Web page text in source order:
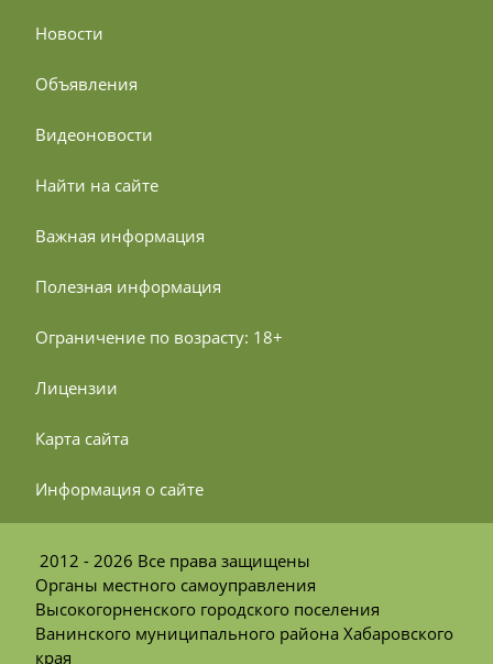
Новости
Объявления
Видеоновости
Найти на сайте
Важная информация
Полезная информация
Ограничение по возрасту: 18+
Лицензии
Карта сайта
Информация о сайте
2012 - 2026 Все права защищены
Органы местного самоуправления
Высокогорненского городского поселения
Ванинского муниципального района Хабаровского
края